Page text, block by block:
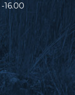
16.00